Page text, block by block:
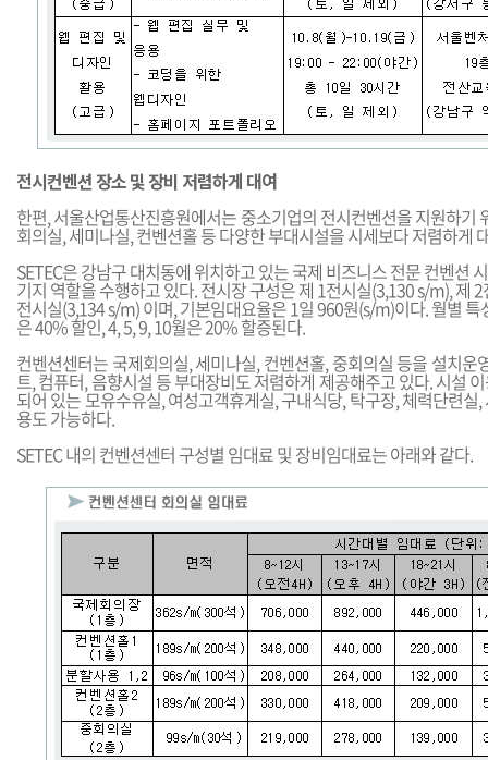
전시컨벤션 장소 및 장비 저렴하게 대여
한편, 서울산업통산진흥원에서는 중소기업의 전시컨벤션을 지원하기
회의실, 세미나실, 컨벤션홀 등 다양한 부대시설을 시세보다 저렴하게
SETEC은 강남구 대치동에 위치하고 있는 국제 비즈니스 전문 컨벤션
기지 역할을 수행하고 있다. 전시장 구성은 제 1전시실(3,130 s/m), 제
전시실(3,134 s/m) 이며, 기본임대요율은 1일 960원(s/m)이다. 월별 특
은 40% 할인, 4, 5, 9, 10월은 20% 할증된다.
컨벤션센터는 국제회의실, 세미나실, 컨벤션홀, 중회의실 등을 설치운
트, 컴퓨터, 음향시설 등 부대장비도 저렴하게 제공해주고 있다. 시설
되어 있는 모유수유실, 여성고객휴게실, 구내식당, 탁구장, 체력단련실
용도 가능하다.
SETEC 내의 컨벤션센터 구성별 임대료 및 장비임대료는 아래와 같다.